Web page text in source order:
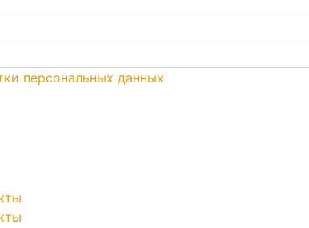
персональных данных